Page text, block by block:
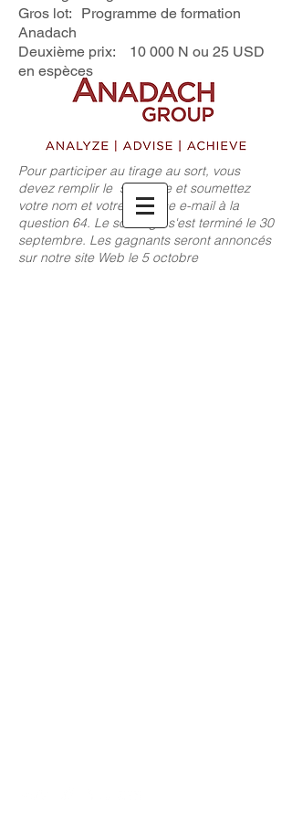
Gros lot:
Programme de formation
Anadach
Deuxième prix:
10 000 N ou 25 USD
en espèces
Pour participer au tirage au sort, vous
devez remplir le sondage et soumettez
votre nom et votre adresse e-mail à la
question 64. Le sondage s'est terminé le 30
septembre. Les gagnants seront annoncés
sur notre site Web le 5 octobre